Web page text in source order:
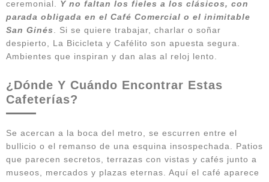
ceremonial. Y no faltan los fieles a los clásicos, con
parada obligada en el Café Comercial o el inimitable
San Ginés
. Si se quiere trabajar, charlar o soñar
despierto, La Bicicleta y Cafélito son apuesta segura.
Ambientes que inspiran y dan alas al reloj lento.
¿Dónde Y Cuándo Encontrar Estas
Cafeterías?
Se acercan a la boca del metro, se escurren entre el
bullicio o el remanso de una esquina insospechada. Patios
que parecen secretos, terrazas con vistas y cafés junto a
museos, mercados y plazas eternas. Aquí el café aparece